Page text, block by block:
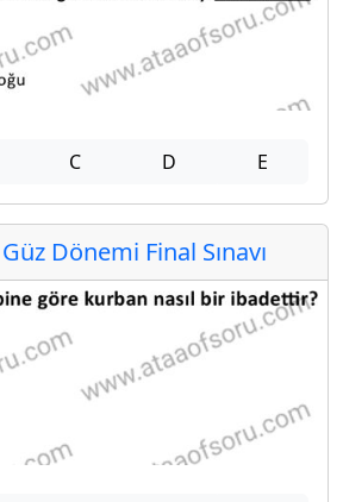
C D E
Dönemi Final Sınavı